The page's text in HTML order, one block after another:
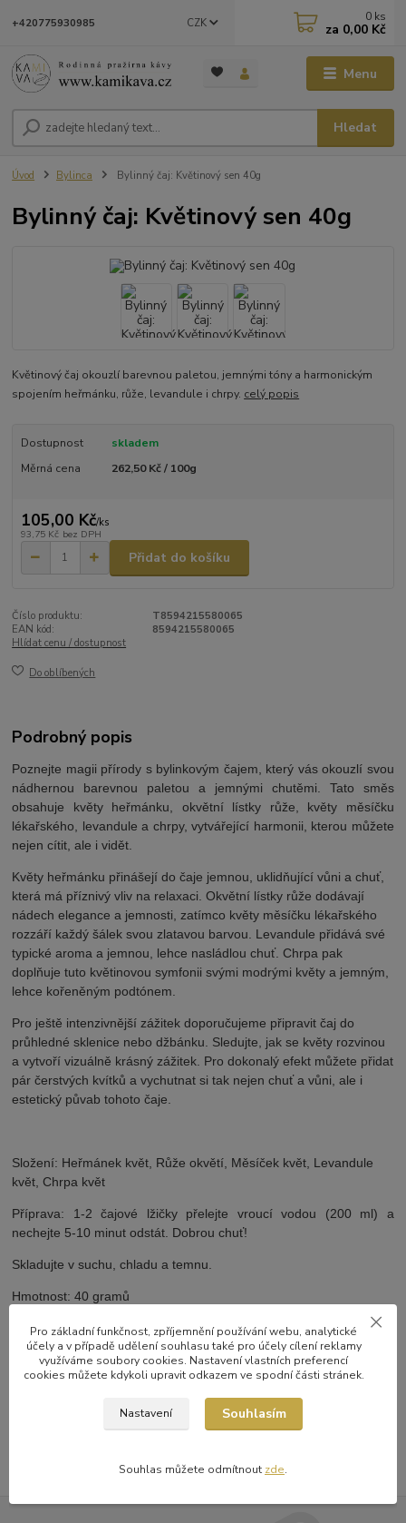
Menu
CZK
Hledat
+420775930985 0 ks
za 0,00 Kč
Úvod Bylinca Bylinný čaj: Květinový sen 40g
Bylinný čaj: Květinový sen 40g
Květinový čaj okouzlí barevnou paletou, jemnými tóny a harmonickým
spojením heřmánku, růže, levandule i chrpy. celý popis
Dostupnost
skladem
Měrná cena
262,50 Kč / 100g
105,00 Kč/ks
93,75 Kč bez DPH
Přidat do košíku
Číslo produktu:
T8594215580065
EAN kód:
8594215580065
Hlídat cenu / dostupnost
Do oblíbených
Podrobný popis
Poznejte magii přírody s bylinkovým čajem, který vás okouzlí svou
nádhernou barevnou paletou a jemnými chutěmi. Tato směs
obsahuje květy heřmánku, okvětní lístky růže, květy měsíčku
lékařského, levandule a chrpy, vytvářející harmonii, kterou můžete
nejen cítit, ale i vidět.
Květy heřmánku přinášejí do čaje jemnou, uklidňující vůni a chuť,
která má příznivý vliv na relaxaci. Okvětní lístky růže dodávají
nádech elegance a jemnosti, zatímco květy měsíčku lékařského
rozzáří každý šálek svou zlatavou barvou. Levandule přidává své
typické aroma a jemnou, lehce nasládlou chuť. Chrpa pak
doplňuje tuto květinovou symfonii svými modrými květy a jemným,
lehce kořeněným podtónem.
Pro ještě intenzivnější zážitek doporučujeme připravit čaj do
průhledné sklenice nebo džbánku. Sledujte, jak se květy rozvinou
a vytvoří vizuálně krásný zážitek. Pro dokonalý efekt můžete přidat
pár čerstvých kvítků a vychutnat si tak nejen chuť a vůni, ale i
estetický půvab tohoto čaje.
Složení: Heřmánek květ, Růže okvětí, Měsíček květ, Levandule
květ, Chrpa květ
Příprava: 1-2 čajové lžičky přelejte vroucí vodou (200 ml) a
nechejte 5-10 minut odstát. Dobrou chuť!
Skladujte v suchu, chladu a temnu.
Hmotnost: 40 gramů
Zboží zařazeno v kategoriích
Pro základní funkčnost, zpříjemnění používání webu, analytické
účely a v případě udělení souhlasu také pro účely cílení reklamy
využíváme soubory cookies. Nastavení vlastních preferencí
cookies můžete kdykoli upravit odkazem ve spodní části stránek.
Nastavení Souhlasím
Souhlas můžete odmítnout zde.